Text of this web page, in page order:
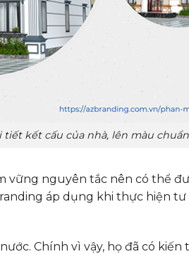
kết cấu của nhà, lên màu
vững nguyên tắc nên có thể
áp dụng khi thực hiện tư
Chính vì vậy, họ đã có kiến